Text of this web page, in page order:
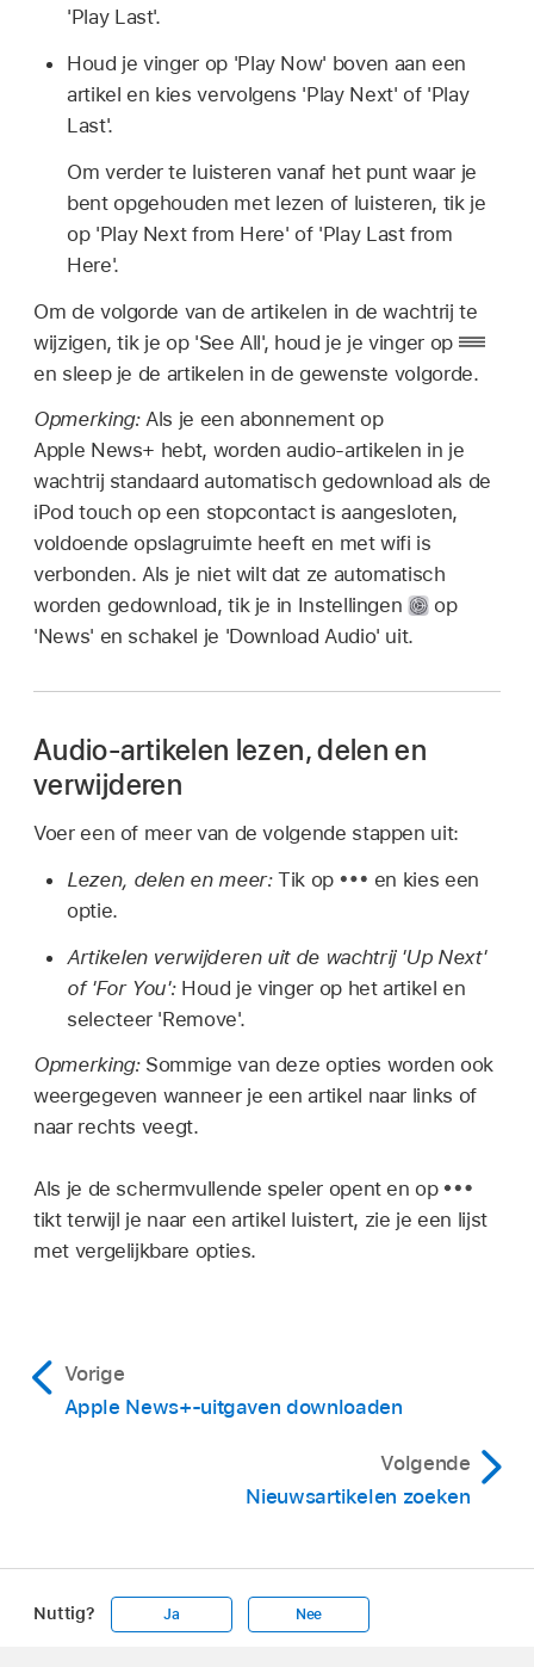
'Play Last'.
Houd je vinger op 'Play Now' boven aan een
artikel en kies vervolgens 'Play Next' of 'Play
Last'.
Om verder te luisteren vanaf het punt waar je
bent opgehouden met lezen of luisteren, tik je
op 'Play Next from Here' of 'Play Last from
Here'.
Om de volgorde van de artikelen in de wachtrij te
wijzigen, tik je op 'See All', houd je je vinger op
en sleep je de artikelen in de gewenste volgorde.
Opmerking:Als je een abonnement op
Apple News+ hebt, worden audio-artikelen in je
wachtrij standaard automatisch gedownload als de
iPod touch op een stopcontact is aangesloten,
voldoende opslagruimte heeft en met wifi is
verbonden. Als je niet wilt dat ze automatisch
worden gedownload, tik je in Instellingen
op
'News' en schakel je 'Download Audio' uit.
Audio-artikelen lezen, delen en
verwijderen
Voer een of meer van de volgende stappen uit:
Lezen, delen en meer:Tik op
en kies een
optie.
Artikelen verwijderen uit de wachtrij 'Up Next'
of 'For You': Houd je vinger op het artikel en
selecteer 'Remove'.
Opmerking: Sommige van deze opties worden ook
weergegeven wanneer je een artikel naar links of
naar rechts veegt.
Als je de schermvullende speler opent en op
tikt terwijl je naar een artikel luistert, zie je een lijst
met vergelijkbare opties.
Vorige
Apple News+-uitgaven downloaden
Volgende
Nieuwsartikelen zoeken
Nuttig? Ja Nee